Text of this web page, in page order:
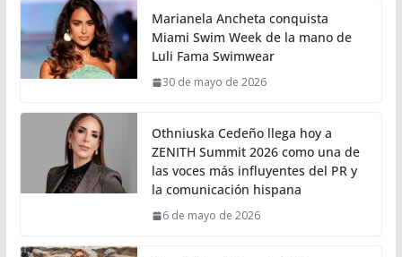
Marianela Ancheta conquista
Miami Swim Week de la mano de
Luli Fama Swimwear
30 de mayo de 2026
Othniuska Cedeño llega hoy a
ZENITH Summit 2026 como una de
las voces más influyentes del PR y
la comunicación hispana
6 de mayo de 2026